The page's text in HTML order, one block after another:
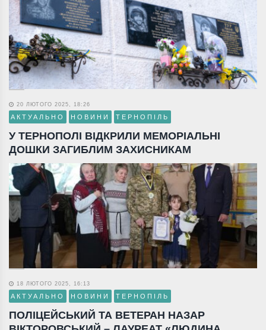
20 ЛЮТОГО 2025, 18:26
АКТУАЛЬНО НОВИНИ ТЕРНОПІЛЬ
У ТЕРНОПОЛІ ВІДКРИЛИ МЕМОРІАЛЬНІ
ДОШКИ ЗАГИБЛИМ ЗАХИСНИКАМ
18 ЛЮТОГО 2025, 16:13
АКТУАЛЬНО НОВИНИ ТЕРНОПІЛЬ
ПОЛІЦЕЙСЬКИЙ ТА ВЕТЕРАН НАЗАР